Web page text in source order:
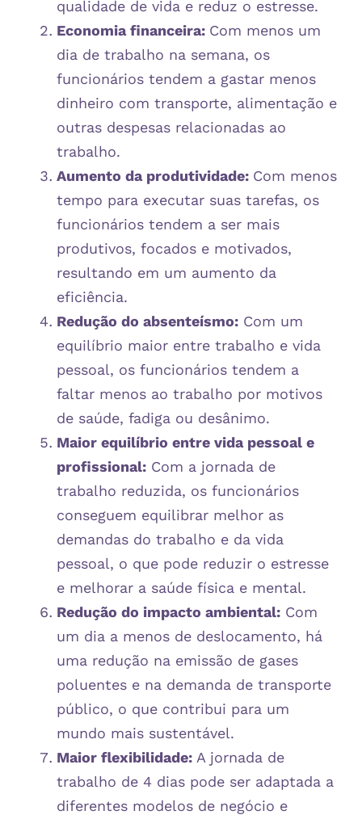
qualidade de vida e reduz o estresse.
Economia financeira: Com menos um
dia de trabalho na semana, os
funcionários tendem a gastar menos
dinheiro com transporte, alimentação e
outras despesas relacionadas ao
trabalho.
Aumento da produtividade: Com menos
tempo para executar suas tarefas, os
funcionários tendem a ser mais
produtivos, focados e motivados,
resultando em um aumento da
eficiência.
Redução do absenteísmo: Com um
equilíbrio maior entre trabalho e vida
pessoal, os funcionários tendem a
faltar menos ao trabalho por motivos
de saúde, fadiga ou desânimo.
Maior equilíbrio entre vida pessoal e
profissional: Com a jornada de
trabalho reduzida, os funcionários
conseguem equilibrar melhor as
demandas do trabalho e da vida
pessoal, o que pode reduzir o estresse
e melhorar a saúde física e mental.
Redução do impacto ambiental: Com
um dia a menos de deslocamento, há
uma redução na emissão de gases
poluentes e na demanda de transporte
público, o que contribui para um
mundo mais sustentável.
Maior flexibilidade: A jornada de
trabalho de 4 dias pode ser adaptada a
diferentes modelos de negócio e